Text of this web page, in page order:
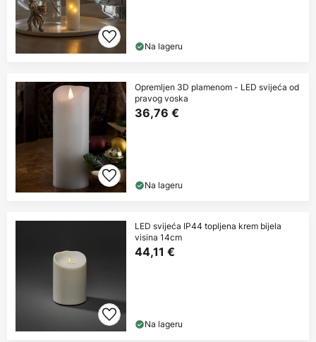
Na lageru
Opremljen 3D plamenom - LED svijeća od
pravog voska
36,76 €
Na lageru
LED svijeća IP44 topljena krem bijela
visina 14cm
44,11 €
Na lageru